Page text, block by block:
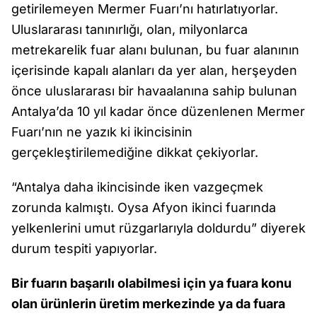
getirilemeyen Mermer Fuarı’nı hatırlatıyorlar.
Uluslararası tanınırlığı, olan, milyonlarca
metrekarelik fuar alanı bulunan, bu fuar alanının
içerisinde kapalı alanları da yer alan, herşeyden
önce uluslararası bir havaalanına sahip bulunan
Antalya’da 10 yıl kadar önce düzenlenen Mermer
Fuarı’nın ne yazık ki ikincisinin
gerçekleştirilemediğine dikkat çekiyorlar.
“Antalya daha ikincisinde iken vazgeçmek
zorunda kalmıştı. Oysa Afyon ikinci fuarında
yelkenlerini umut rüzgarlarıyla doldurdu” diyerek
durum tespiti yapıyorlar.
Bir fuarın başarılı olabilmesi için ya fuara konu
olan ürünlerin üretim merkezinde ya da fuara